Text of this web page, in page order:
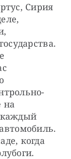
Сирия
на
каждый
когда